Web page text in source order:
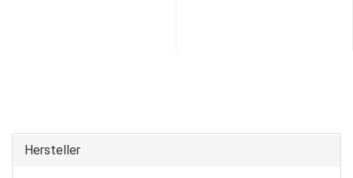
Hersteller